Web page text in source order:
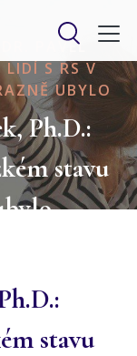
PAVEL
S RS V
UBYLO
Ph.D.:
stavu
stavu